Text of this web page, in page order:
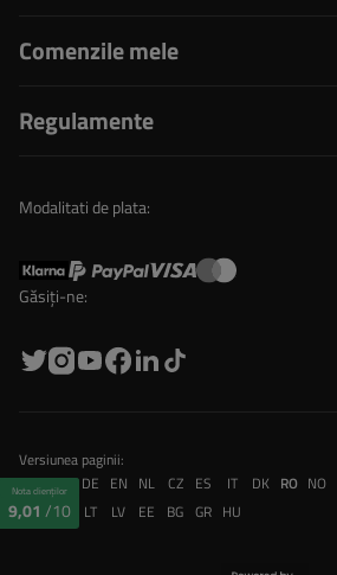
Comenzile mele
Regulamente
Modalitati de plata:
Găsiți-ne:
Versiunea paginii:
PL FR DE EN NL CZ ES IT DK RO NO
CH
PT LT LV EE BG GR HU
Nota clienților
9,01 /10